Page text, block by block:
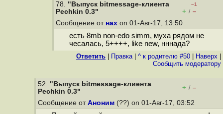
78. "Выпуск bitmessage-клиента
Pechkin 0.3"
–1
+ / –
Сообщение от нах on 01-Авг-17, 13:50
есть 8mb non-edo simm, муха рядом не
чесалась, 5++++, like new, нннада?
Ответить Правка| ^ к родителю #50 Наверх
Cообщить модератору
52. "Выпуск bitmessage-клиента
Pechkin 0.3"
+ / –
Сообщение от Аноним (??) on 01-Авг-17, 03:52